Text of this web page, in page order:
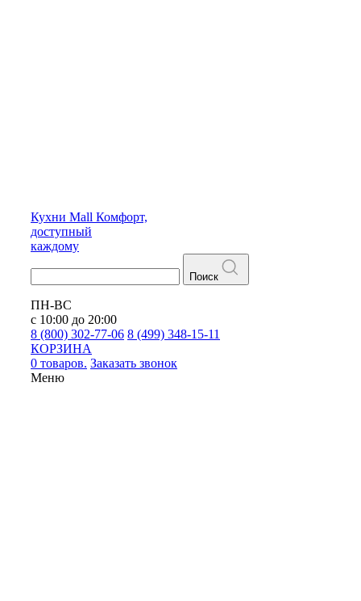
Кухни Mall Комфорт,
доступный
каждому
Поиск
ПН-ВС
с 10:00 до 20:00
8 (800) 302-77-06 8 (499) 348-15-11
КОРЗИНА
0 товаров. Заказать звонок
Меню